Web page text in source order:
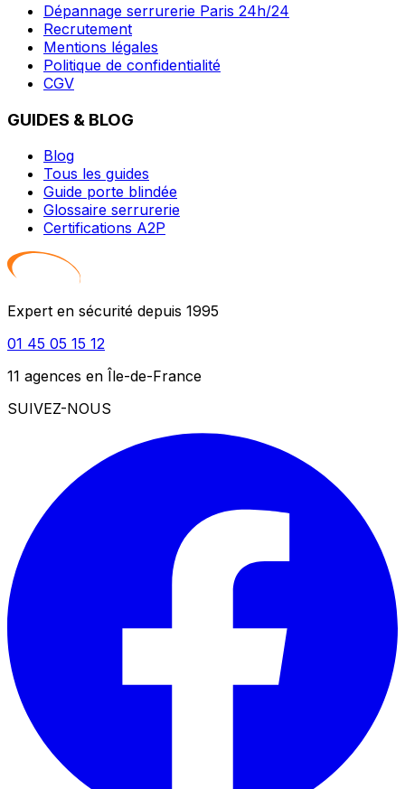
Dépannage serrurerie Paris 24h/24
Recrutement
Mentions légales
Politique de confidentialité
CGV
GUIDES & BLOG
Blog
Tous les guides
Guide porte blindée
Glossaire serrurerie
Certifications A2P
Expert en sécurité depuis 1995
01 45 05 15 12
11 agences en Île-de-France
SUIVEZ-NOUS